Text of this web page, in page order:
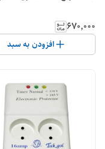
۶۷۰٬۰۰۰
افزودن به سبد